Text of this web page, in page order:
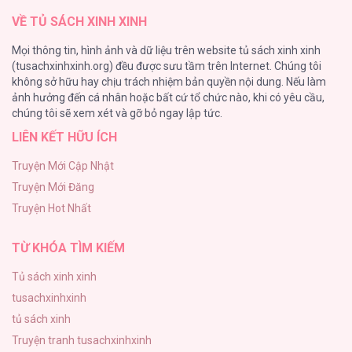
26
Rổn Nước Lì
26
Tuyển Tập Manhwa Côn Trùng
Phạm Luật
25
VỀ TỦ SÁCH XINH XINH
Mọi thông tin, hình ảnh và dữ liệu trên website tủ sách xinh xinh
(tusachxinhxinh.org) đều được sưu tầm trên Internet. Chúng tôi
không sở hữu hay chịu trách nhiệm bản quyền nội dung. Nếu làm
ảnh hưởng đến cá nhân hoặc bất cứ tổ chức nào, khi có yêu cầu,
chúng tôi sẽ xem xét và gỡ bỏ ngay lập tức.
LIÊN KẾT HỮU ÍCH
Truyện Mới Cập Nhật
Truyện Mới Đăng
Truyện Hot Nhất
TỪ KHÓA TÌM KIẾM
Tủ sách xinh xinh
tusachxinhxinh
tủ sách xinh
Truyện tranh tusachxinhxinh